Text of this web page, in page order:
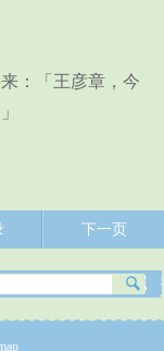
：「王彦章，今
下一页